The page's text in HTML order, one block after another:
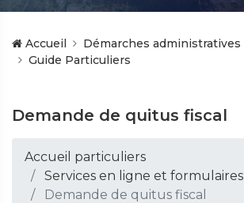
Accueil
Démarches administratives
Guide Particuliers
Demande de quitus fiscal
Accueil particuliers
Services en ligne et formulaires
Demande de quitus fiscal